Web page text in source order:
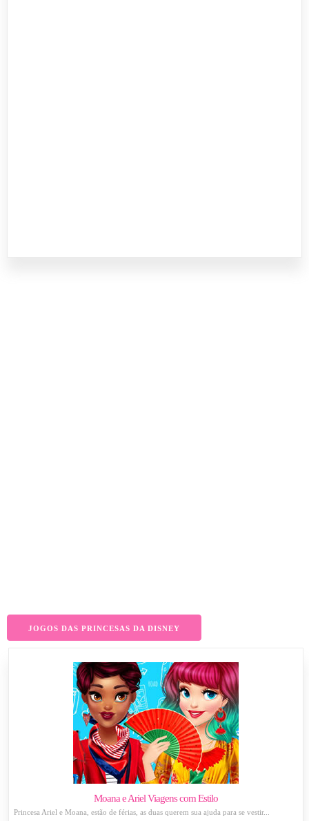
JOGOS DAS PRINCESAS DA DISNEY
Moana e Ariel Viagens com Estilo
Princesa Ariel e Moana, estão de férias, as duas querem sua ajuda para se vestir...